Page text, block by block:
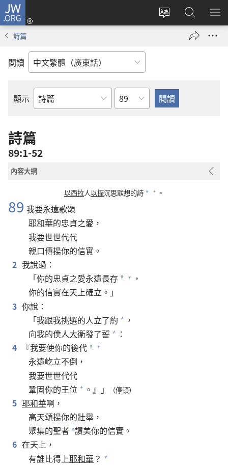
JW.ORG
更
登
錄
（開
搜
尋
JW.ORG
顯
詩篇
閲讀
顯示
聖
經
卷
章
詩篇
89:1-52
內容大綱
以西拉人以探沉思默想的詩 * + 。
89 我要永遠歌頌
耶和華的忠貞之愛，
我要世世代代
親口傳揚你的信實。
2 我說過：
「你的忠貞之愛永遠長存 * +
，
你的信實在天上確立。」
3 你說：
「我跟我挑選的人立了約 +
，
向我的僕人大衛發了誓 +
：
4
『我要使你的後代 * +
永遠屹立不倒，
我要世世代代
鞏固你的王位 + 。』」 （停頓）
5 耶和華啊，
高天頌揚你的壯舉，
聚集的聖者 *讚美你的信實。
6 在天上，
有誰比得上耶和華？ +